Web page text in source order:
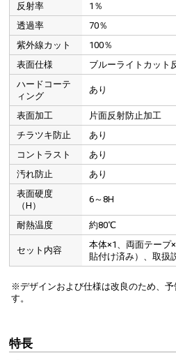
反射率
1％
透過率
70％
紫外線カット
100％
表面仕様
ブルーライトカット
ハードコーテ
ィング
あり
表面加工
片面反射防止加工
チラツキ防止
あり
コントラスト
あり
汚れ防止
あり
表面硬度
（H）
6～8H
耐熱温度 約80℃
セット内容
本体×1、両面テープ
貼付け済み）、取扱
※デザインおよび仕様は改良のため、予
す。
特長